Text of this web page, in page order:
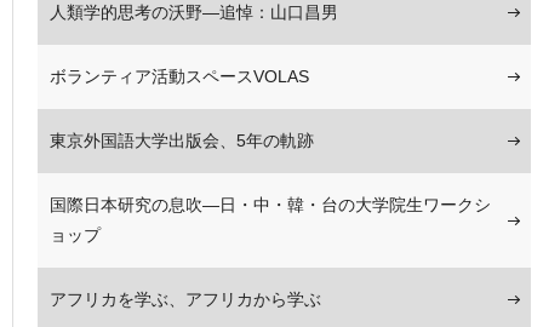
人類学的思考の沃野―追悼：山口昌男
ボランティア活動スペースVOLAS
東京外国語大学出版会、5年の軌跡
国際日本研究の息吹―日・中・韓・台の大学院生ワークシ
ョップ
アフリカを学ぶ、アフリカから学ぶ